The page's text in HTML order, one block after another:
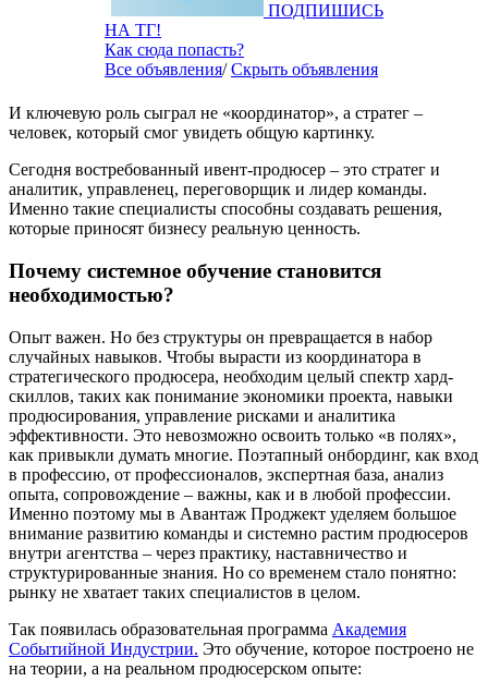
ПОДПИШИСЬ
НА ТГ!
Как сюда попасть?
Все объявления/Скрыть объявления
И ключевую роль сыграл не «координатор», а стратег –
человек, который смог увидеть общую картинку.
Сегодня востребованный ивент-продюсер – это стратег и
аналитик, управленец, переговорщик и лидер команды.
Именно такие специалисты способны создавать решения,
которые приносят бизнесу реальную ценность.
Почему системное обучение становится
необходимостью?
Опыт важен. Но без структуры он превращается в набор
случайных навыков. Чтобы вырасти из координатора в
стратегического продюсера, необходим целый спектр хард-
скиллов, таких как понимание экономики проекта, навыки
продюсирования, управление рисками и аналитика
эффективности. Это невозможно освоить только «в полях»,
как привыкли думать многие. Поэтапный онбординг, как вход
в профессию, от профессионалов, экспертная база, анализ
опыта, сопровождение – важны, как и в любой профессии.
Именно поэтому мы в Авантаж Проджект уделяем большое
внимание развитию команды и системно растим продюсеров
внутри агентства – через практику, наставничество и
структурированные знания. Но со временем стало понятно:
рынку не хватает таких специалистов в целом.
Так появилась образовательная программа Академия
Событийной Индустрии. Это обучение, которое построено не
на теории, а на реальном продюсерском опыте: